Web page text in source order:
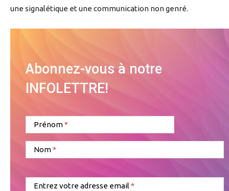
une signalétique et une communication non genré.
Abonnez-vous à notre
INFOLETTRE!
Prénom
Nom
Entrez votre adresse email